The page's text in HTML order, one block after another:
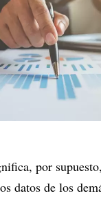
por
datos de los